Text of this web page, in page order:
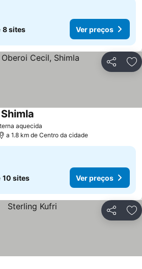
8 sites Ver preços
Partilhar
aquecida
a 1.8 km de Centro da cidade
10 sites Ver preços
Partilhar